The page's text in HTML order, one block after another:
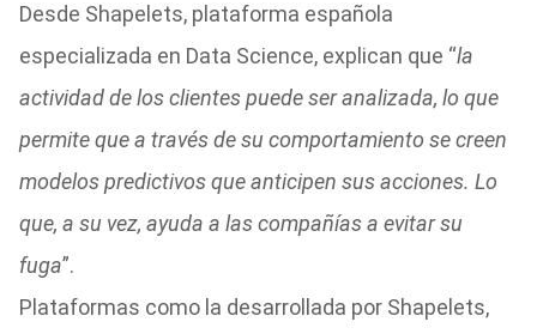
Desde Shapelets, plataforma española
especializada en Data Science, explican que “la
actividad de los clientes puede ser analizada, lo que
permite que a través de su comportamiento se creen
modelos predictivos que anticipen sus acciones. Lo
que, a su vez, ayuda a las compañías a evitar su
fuga”.
Plataformas como la desarrollada por Shapelets,